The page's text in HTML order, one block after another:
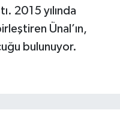
2015 yılında
Ünal’ın,
bulunuyor.